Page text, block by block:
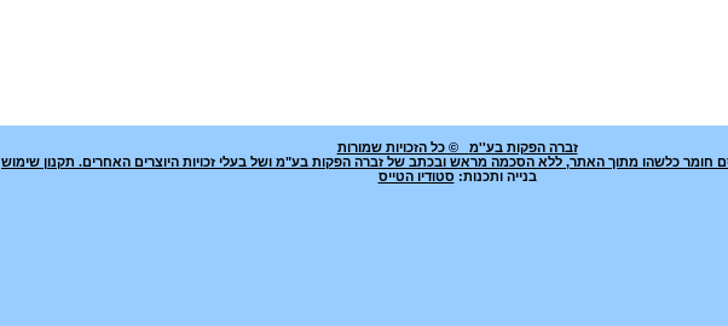
זברה הפקות בע''מ © כל הזכויות שמורות
חומר כלשהו מתוך האתר, ללא הסכמה מראש ובכתב של זברה הפקות בע"מ ושל בעלי זכויות היוצרים האחרים. תקנון שימוש
בנייה ותכנות: סטודיו הטייס